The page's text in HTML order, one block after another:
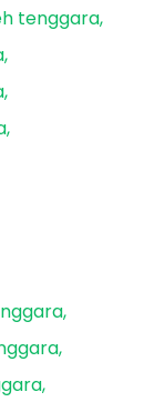
tenggara